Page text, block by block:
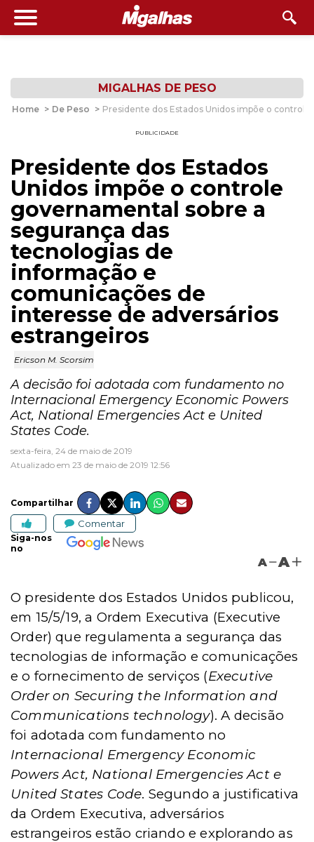
MIGALHAS DE PESO
Home > De Peso > Presidente dos Estados Unidos impõe o
PUBLICIDADE
Presidente dos Estados
Unidos impõe o controle
governamental sobre a
segurança das
tecnologias de
informação e
comunicações de
interesse de adversários
estrangeiros
Ericson M. Scorsim
A decisão foi adotada com fundamento no
Internacional Emergency Economic Powers
Act, National Emergencies Act e United
States Code.
sexta-feira, 24 de maio de 2019
Atualizado em 23 de maio de 2019 12:56
Compartilhar
Comentar
Siga-nos
no
A A
O presidente dos Estados Unidos publicou,
em 15/5/19, a Ordem Executiva (Executive
Order) que regulamenta a segurança das
tecnologias de informação e comunicações
e o fornecimento de serviços (Executive
Order on Securing the Information and
Communications technology). A decisão
foi adotada com fundamento no
Internacional Emergency Economic
Powers Act, National Emergencies Act e
United States Code. Segundo a justificativa
da Ordem Executiva, adversários
estrangeiros estão criando e explorando as